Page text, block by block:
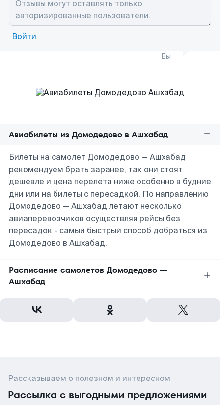
Войти
Вы
Авиабилеты из Домодедово в Ашхабад
Билеты на самолет Домодедово — Ашхабад
рекомендуем брать заранее, так они стоят
дешевле и цена перелета ниже особенно в будние
дни или на билеты с пересадкой. По направлению
Домодедово — Ашхабад летают несколько
авиаперевозчиков осуществляя рейсы без
пересадок - самый быстрый способ добраться из
Домодедово в Ашхабад.
Расписание самолетов Домодедово —
Ашхабад
Рассказываем о полезном и интересном
Рассылка с выгодными предложениями